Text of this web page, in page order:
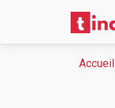
Accueil